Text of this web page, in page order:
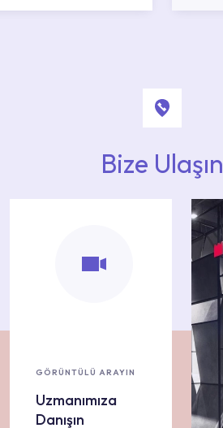
Bize Ulaşın
GÖRÜNTÜLÜ ARAYIN
Uzmanımıza
Danışın